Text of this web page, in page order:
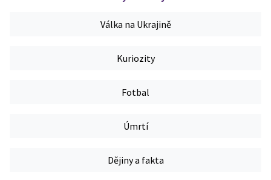
Válka na Ukrajině
Kuriozity
Fotbal
Úmrtí
Dějiny a fakta